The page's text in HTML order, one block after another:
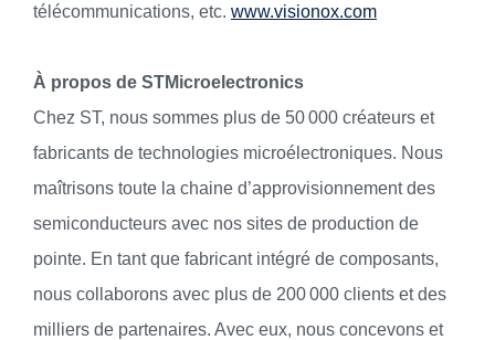
télécommunications, etc. www.visionox.com
À propos de STMicroelectronics
Chez ST, nous sommes plus de 50 000 créateurs et
fabricants de technologies microélectroniques. Nous
maîtrisons toute la chaine d’approvisionnement des
semiconducteurs avec nos sites de production de
pointe. En tant que fabricant intégré de composants,
nous collaborons avec plus de 200 000 clients et des
milliers de partenaires. Avec eux, nous concevons et